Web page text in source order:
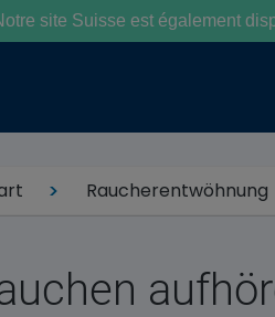
site Suisse est également
Raucherentwöhnung